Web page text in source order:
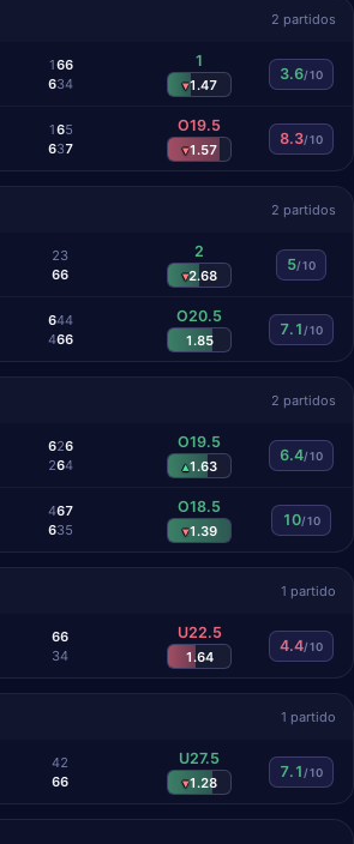
2 partidos
1
6
6
3
6
4
1
▾1.47
3.6/10
1
6
6
3
5
7
O19.5
▾1.57
8.3/10
2 partidos
2
6
3
6
2
▾2.68
5/10
6
4
4
6
4
6
O20.5
1.85
7.1 /10
2 partidos
6
2
2
6
6
4
O19.5
▴1.63
6.4/10
4
6
6
3
7
5
O18.5
▾1.39
10/10
1 partido
6
3
6
4
U22.5
1.64
4.4/10
1 partido
4
6
2
6
U27.5
▾1.28
7.1 /10